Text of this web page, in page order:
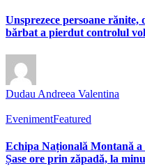
Unsprezece persoane
bărbat a pierdut controlul
Dudau Andreea Valentina
EvenimentFeatured
Echipa Națională Montană
Șase ore prin zăpadă, la